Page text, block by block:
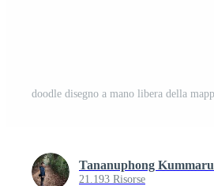
Tananuphong Kummaru
21.193 Risorse